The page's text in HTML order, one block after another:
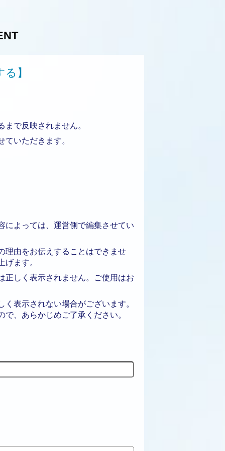
】
で反映されません。
いただきます。
よっては、運営側で編集させてい
由をお伝えすることはできませ
ます。
しく表示されません。ご使用はお
表示されない場合がございます。
、あらかじめご了承ください。